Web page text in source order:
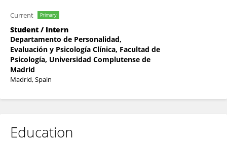
Current Primary
Student / Intern
Departamento de Personalidad,
Evaluación y Psicología Clínica, Facultad de
Psicología, Universidad Complutense de
Madrid
Madrid, Spain
Education